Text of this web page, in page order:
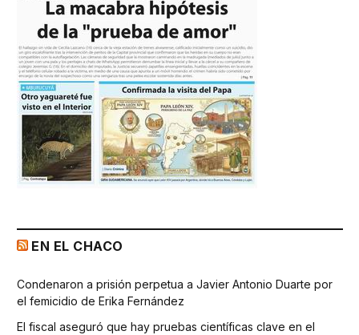
EN EL CHACO
Condenaron a prisión perpetua a Javier Antonio Duarte por
el femicidio de Erika Fernández
El fiscal aseguró que hay pruebas científicas clave en el